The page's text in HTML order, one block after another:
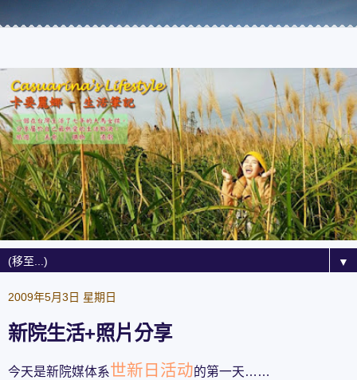
▼
2009年5月3日 星期日
新院生活+照片分享
今天是新院媒体系世新日活动的第一天……